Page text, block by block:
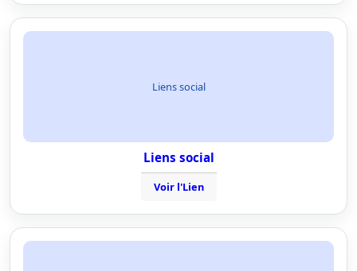
Liens social
Liens social
Voir l'Lien